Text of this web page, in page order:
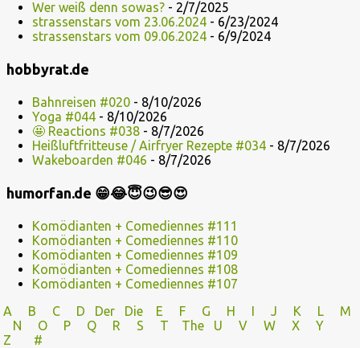
Wer weiß denn sowas? - 2/7/2025
strassenstars vom 23.06.2024 - 6/23/2024
strassenstars vom 09.06.2024 - 6/9/2024
hobbyrat.de
Bahnreisen #020 - 8/10/2026
Yoga #044 - 8/10/2026
🤩 Reactions #038 - 8/7/2026
Heißluftfritteuse / Airfryer Rezepte #034 - 8/7/2026
Wakeboarden #046 - 8/7/2026
humorfan.de 😁😂😇😉😎😍
Komödianten + Comediennes #111
Komödianten + Comediennes #110
Komödianten + Comediennes #109
Komödianten + Comediennes #108
Komödianten + Comediennes #107
A
B C D Der Die E F G H I J K L
M
N
O P Q R S T The U V
W X Y
Z
#